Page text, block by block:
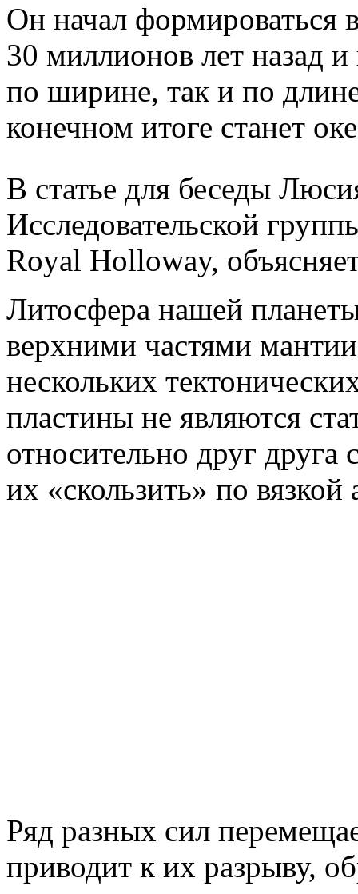
Он начал формироваться
30 миллионов лет назад и
по ширине, так и по
конечном итоге станет
В статье для беседы
Исследовательской
Royal Holloway,
Литосфера нашей
верхними частями
нескольких
пластины не являются
относительно друг друга
их «скользить» по вязкой
Ряд разных сил
приводит к их разрыву,